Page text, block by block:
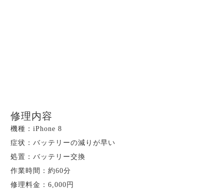
修理内容
機種：iPhone 8
症状：バッテリーの減りが早い
処置：バッテリー交換
作業時間：約60分
修理料金：6,000円